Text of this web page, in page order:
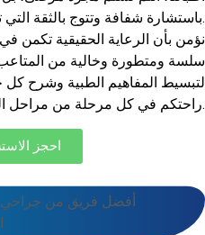
باستشارة شفافة وتتوج بالثقة التي تستحقونها.
نؤمن بأن الرعاية الحقيقية تكمن
سلسة ومتطورة وخالية من
لتبسيط المفاهيم الطبية وشرح
راحتكم في كل مرحلة من مراحل العلاج حتى تحقيق النتائج المرجوة.
احجز
أفضل فريق من جراحي